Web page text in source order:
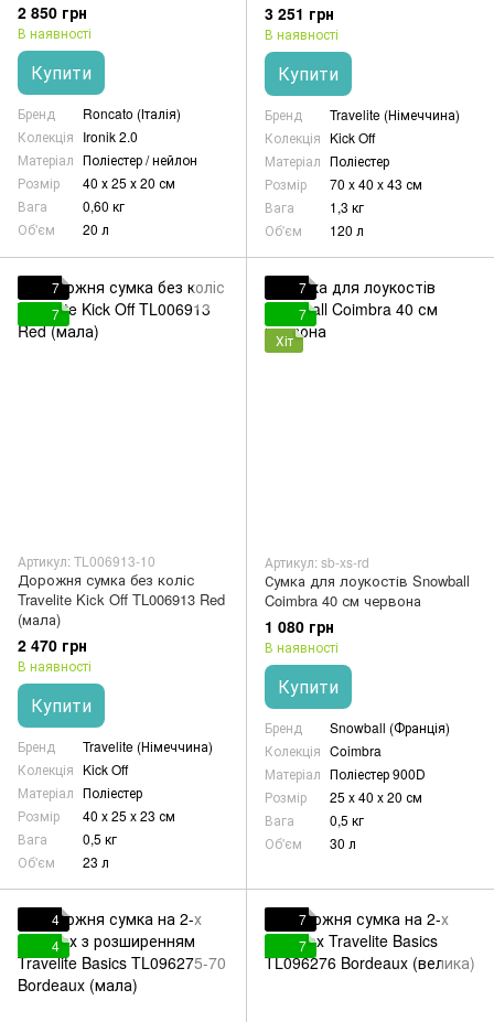
2 850 грн
В наявності
Купити
Бренд
Roncato (Італія)
Колекція Ironik 2.0
Матеріал Поліестер / нейлон
Розмір
40 х 25 х 20 см
Вага
0,60 кг
Об'єм
20 л
3 251 грн
В наявності
Купити
Бренд
Travelite (Німеччина)
Колекція Kick Off
Матеріал Поліестер
Розмір
70 x 40 x 43 см
Вага
1,3 кг
Об'єм
120 л
7
7
Артикул: TL006913-10
Дорожня сумка без коліс
Travelite Kick Off TL006913 Red
(мала)
2 470 грн
В наявності
Купити
Бренд
Travelite (Німеччина)
Колекція Kick Off
Матеріал Поліестер
Розмір
40 x 25 x 23 см
Вага
0,5 кг
Об'єм
23 л
7
7
Хіт
Артикул: sb-xs-rd
Сумка для лоукостів Snowball
Coimbra 40 см червона
1 080 грн
В наявності
Купити
Бренд
Snowball (Франція)
Колекція Coimbra
Матеріал Поліестер 900D
Розмір
25 x 40 x 20 см
Вага
0,5 кг
Об'єм
30 л
4
4
7
7